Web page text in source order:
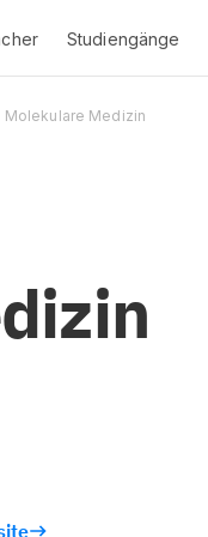
Studiengänge
Molekulare Medizin